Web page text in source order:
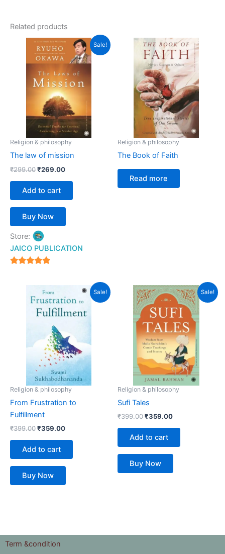
Related products
Sale!
Religion & philosophy
The law of mission
₹299.00
Original
price
was:
₹269.00
Current
price
is:
₹269.00.
Add to cart
Buy Now
Store:
JAICO PUBLICATION
Religion & philosophy
The Book of Faith
Read more
Sale!
Religion & philosophy
From Frustration to
Fulfillment
₹399.00
Original
price
was:
₹399.00.
₹359.00
Current
price
is:
₹359.00.
Add to cart
Buy Now
Sale!
Religion & philosophy
Sufi Tales
₹399.00
Original
price
was:
₹399.00.
₹359.00
Current
price
is:
₹359.00.
Add to cart
Buy Now
Term &condition